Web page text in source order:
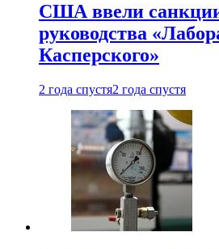
США ввели
руководства
Касперского»
2 года спустя2 года спустя